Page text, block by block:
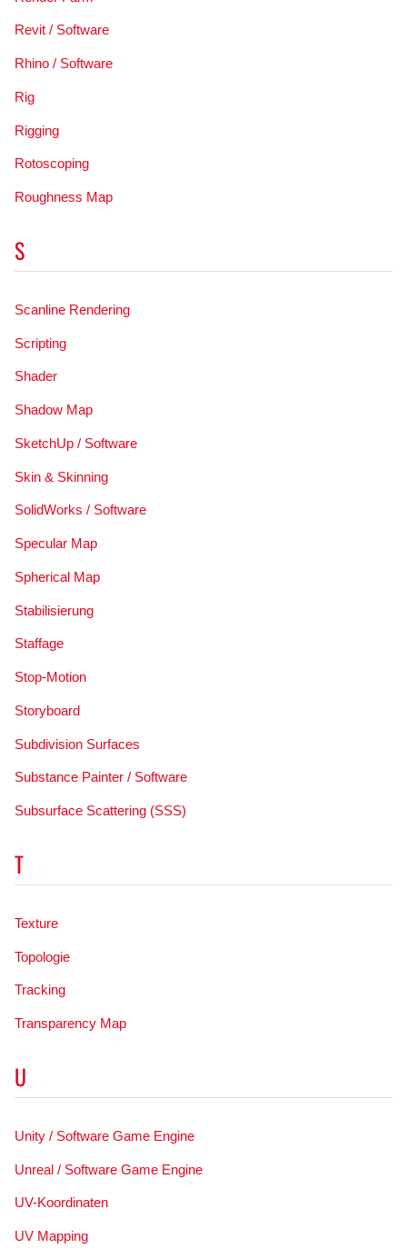
Revit / Software
Rhino / Software
Rig
Rigging
Rotoscoping
Roughness Map
S
Scanline Rendering
Scripting
Shader
Shadow Map
SketchUp / Software
Skin & Skinning
SolidWorks / Software
Specular Map
Spherical Map
Stabilisierung
Staffage
Stop-Motion
Storyboard
Subdivision Surfaces
Substance Painter / Software
Subsurface Scattering (SSS)
T
Texture
Topologie
Tracking
Transparency Map
U
Unity / Software Game Engine
Unreal / Software Game Engine
UV-Koordinaten
UV Mapping